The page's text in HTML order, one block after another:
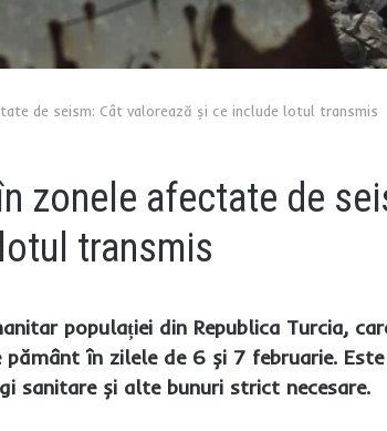
de seism: Cât valorează și ce include lotul transmis
zonele afectate de
transmis
populației din Republica Turcia,
în zilele de 6 și 7 februarie.
sanitare și alte bunuri strict necesare.